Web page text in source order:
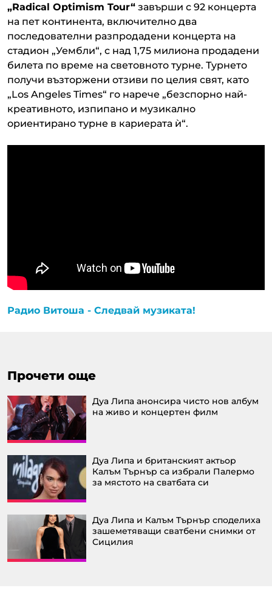
„Radical Optimism Tour“ завърши с 92 концерта
на пет континента, включително два
последователни разпродадени концерта на
стадион „Уембли“, с над 1,75 милиона продадени
билета по време на световното турне. Турнето
получи възторжени отзиви по целия свят, като
„Los Angeles Times“ го нарече „безспорно най-
креативното, изпипано и музикално
ориентирано турне в кариерата ѝ“.
Радио Витоша - Следвай музиката!
Прочети още
Дуа Липа анонсира чисто нов албум
на живо и концертен филм
Дуа Липа и британският актьор
Калъм Търнър са избрали Палермо
за мястото на сватбата си
Дуа Липа и Калъм Търнър споделиха
зашеметяващи сватбени снимки от
Сицилия